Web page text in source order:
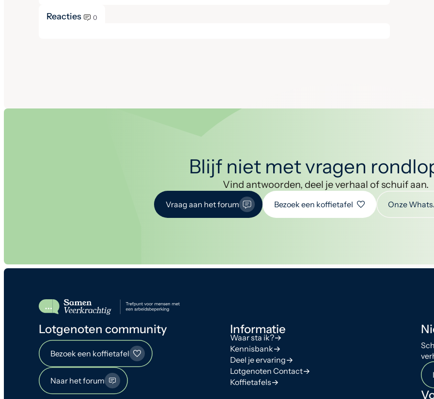
Reacties 0
Blijf niet met vragen
Vind antwoorden, deel je verhaal of schuif aan.
Vraag aan het forum Bezoek een koffietafel Onze
Lotgenoten community
Bezoek een koffietafel
Naar het forum
Informatie
Waar sta ik?
Kennisbank
Deel je ervaring
Lotgenoten Contact
Koffietafels